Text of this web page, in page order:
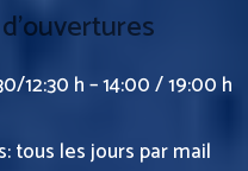
12:30 h – 14:00 / 19:00 h
tous les jours par mail